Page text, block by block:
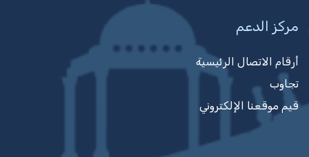
مركز الدعم
أرقام الاتصال الرئيسية
تجاوب
قيم موقعنا الإلكتروني